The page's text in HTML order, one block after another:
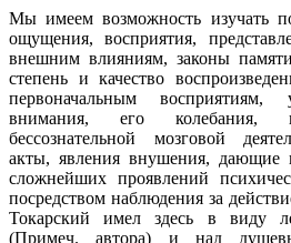
Мы имеем возможность изучать
ощущения, восприятия,
внешним влияниям, законы
степень и качество
первоначальным восприятиям,
внимания, его колебания,
бессознательной мозговой
акты, явления внушения, дающие
сложнейших проявлений
посредством наблюдения за
Токарский имел здесь в виду
(Примеч. автора) и над